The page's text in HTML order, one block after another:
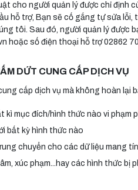
cho người quản lý được chỉ định
hỗ trợ, Bạn sẽ cố gắng tự sửa
tôi. Sau đó, người quản lý được
hoặc số điện thoại hỗ trợ 02862
DỨT CUNG CẤP DỊCH VỤ
cấp dịch vụ mà không hoàn lại
kì mục đích/hình thức nào vi phạm
bất kỳ hình thức nào
chuyển cho các dữ liệu mang
xúc phạm...hay các hình thức bị